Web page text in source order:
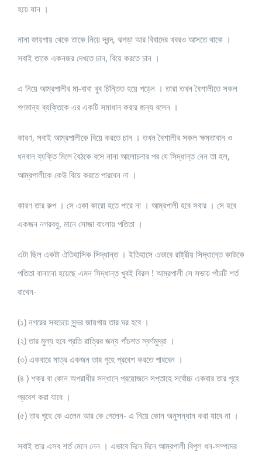
হয়ে যান ।
নানা জায়গায় থেকে তাকে নিয়ে দ্বন্দ, ঝগড়া আর বিবাদের খবরও আসতে থাকে ।
সবাই তাকে একনজর দেখতে চান, বিয়ে করতে চান ।
এ নিয়ে আম্রপালীর মা-বাবা খুব চিন্তিত হয়ে পড়েন । তারা তখন বৈশালীতে সকল
গণমান্য ব্যক্তিকে এর একটি সমাধান করার জন্য বলেন ।
কারণ, সবাই আম্রপালীকে বিয়ে করতে চান । তখন বৈশালীর সকল ক্ষমতাবান ও
ধনবান ব্যক্তি মিলে বৈঠকে বসে নানা আলোচনার পর যে সিদ্ধান্ত নেন তা হল,
আম্রপালীকে কেউ বিয়ে করতে পারবেন না ।
কারণ তার রুপ । সে একা কারো হতে পারে না । আম্রপালী হবে সবার । সে হবে
একজন নগরবধু, মানে সোজা বাংলায় পতিতা ।
এটা ছিল একটা ঐতিহাসিক সিদ্ধান্ত । ইতিহাসে এভাবে রাষ্ট্রীয় সিদ্ধান্তে কাউকে
পতিতা বানানো হয়েছে এমন সিদ্ধান্ত খুবই বিরল ! আম্রপালী সে সভায় পাঁচটি শর্ত
রাখেন-
(১) নগরের সবচেয়ে সুন্দর জায়গায় তার ঘর হবে ।
(২) তার মুল্য হবে প্রতি রাত্রির জন্য পাঁচশত স্বর্ণমুদ্রা ।
(৩) একবারে মাত্র একজন তার গৃহে প্রবেশ করতে পারবেন ।
(৪ ) শক্র বা কোন অপরাধীর সন্ধানে প্রয়োজনে সপ্তাহে সর্বোচ্চ একবার তার গৃহে
প্রবেশ করা যাবে ।
(৫) তার গৃহে কে এলেন আর কে গেলেন- এ নিয়ে কোন অনুসন্ধান করা যাবে না ।
সবাই তার এসব শর্ত মেনে নেন । এভাবে দিনে দিনে আম্রপালী বিপুল ধন-সম্পদের